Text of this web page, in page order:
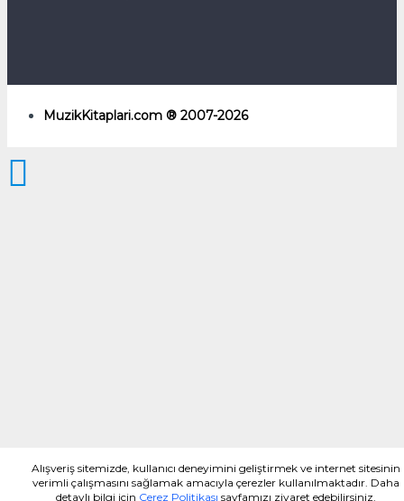
MuzikKitaplari.com ® 2007-2026
Alışveriş sitemizde, kullanıcı deneyimini geliştirmek ve internet sitesinin
verimli çalışmasını sağlamak amacıyla çerezler kullanılmaktadır. Daha
detaylı bilgi için Çerez Politikası sayfamızı ziyaret edebilirsiniz.